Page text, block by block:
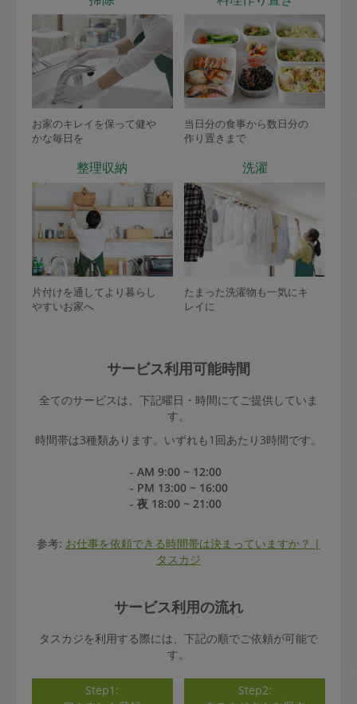
お家のキレイを保って健や
かな毎日を
当日分の食事から数日分の
作り置きまで
整理収納
片付けを通してより暮らし
やすいお家へ
洗濯
たまった洗濯物も一気にキ
レイに
サービス利用可能時間
全てのサービスは、下記曜日・時間にてご提供していま
す。
時間帯は3種類あります。いずれも1回あたり3時間です。
- AM 9:00 ~ 12:00
- PM 13:00 ~ 16:00
- 夜 18:00 ~ 21:00
参考: お仕事を依頼できる時間帯は決まっていますか？ |
タスカジ
サービス利用の流れ
タスカジを利用する際には、下記の順でご依頼が可能で
す。
Step1:
Step2: